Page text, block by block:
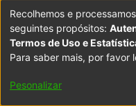
Powered by DSpace
Configurações
Recolhemos e
seguintes propósitos:
Termos de Uso e
Para saber mais, por favor
Pesonalizar